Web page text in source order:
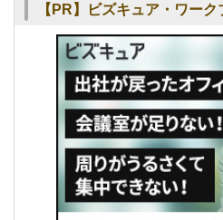
【PR】ビズキュア・ワー